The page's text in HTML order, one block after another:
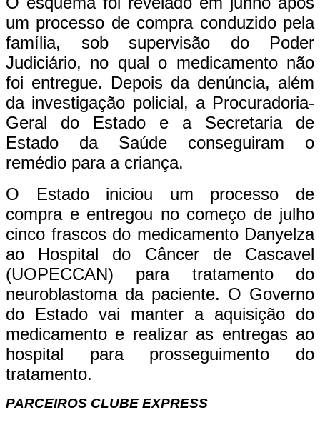
um processo de compra conduzido pela
família, sob supervisão do Poder
Judiciário, no qual o medicamento não
foi entregue. Depois da denúncia, além
da investigação policial, a Procuradoria-
Geral do Estado e a Secretaria de
Estado da Saúde conseguiram o
remédio para a criança.
O Estado iniciou um processo de
compra e entregou no começo de julho
cinco frascos do medicamento Danyelza
ao Hospital do Câncer de Cascavel
(UOPECCAN) para tratamento do
neuroblastoma da paciente. O Governo
do Estado vai manter a aquisição do
medicamento e realizar as entregas ao
hospital para prosseguimento do
tratamento.
PARCEIROS CLUBE EXPRESS